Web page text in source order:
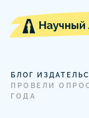
БЛОГ
ПРОВЕЛИ
ГОДА